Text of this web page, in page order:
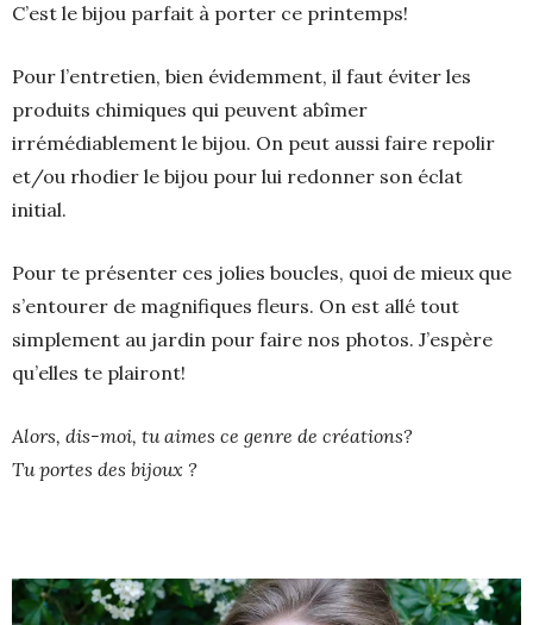
C’est le bijou parfait à porter ce printemps!
Pour l’entretien, bien évidemment, il faut éviter les
produits chimiques qui peuvent abîmer
irrémédiablement le bijou. On peut aussi faire repolir
et/ou rhodier le bijou pour lui redonner son éclat
initial.
Pour te présenter ces jolies boucles, quoi de mieux que
s’entourer de magnifiques fleurs. On est allé tout
simplement au jardin pour faire nos photos. J’espère
qu’elles te plairont!
Alors, dis-moi, tu aimes ce genre de créations?
Tu portes des bijoux ?